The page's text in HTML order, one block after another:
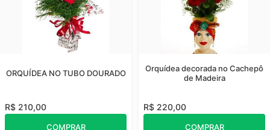
ORQUÍDEA NO TUBO DOURADO
R$ 210,00
COMPRAR
Orquídea decorada no Cachepô
de Madeira
R$ 220,00
COMPRAR